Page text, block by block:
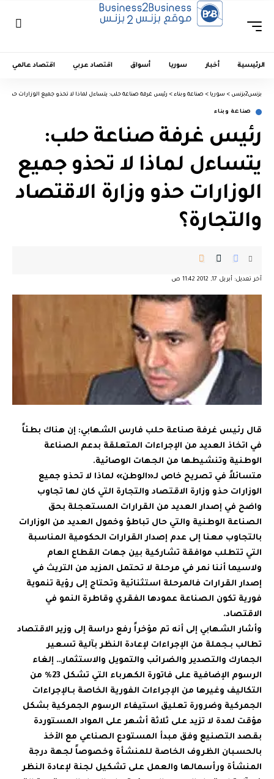
الرئيسية أخبار سوريا أسواق اقتصاد عربي اقتصاد عالمي
بزنس2بزنس > سوريا > صناعة وبناء > رئيس غرفة صناعة حلب: يتساءل لماذا لا تحذو جميع الوزارات حذو
صناعة وبناء
رئيس غرفة صناعة حلب:
يتساءل لماذا لا تحذو جميع
الوزارات حذو وزارة الاقتصاد
والتجارة؟
آخر تعديل: أبريل 17, 2012 11:42 ص
قال رئيس غرفة صناعة حلب فارس الشهابي: إن هناك بطئاً
في اتخاذ العديد من الإجراءات المتعلقة بدعم الصناعة
الوطنية وتنشيطها من الجهات الوصائية.
متسائلاً في تصريح خاص لـ«الوطن» لماذا لا تحذو جميع
الوزارات حذو وزارة الاقتصاد والتجارة التي كان لها تجاوب
واضح في إصدار العديد من القرارات المستعجلة بحق
الصناعة الوطنية والتي حال تباطؤ وخمول العديد من الوزارات
بالتجاوب معنا إلى عدم إصدار القرارات الحكومية المناسبة
التي تتطلب موافقة تشاركية بين جهات القطاع العام
ولاسيما أننا نمر في مرحلة لا تحتمل المزيد من التريث في
إصدار القرارات فالمرحلة استثنائية وتحتاج إلى رؤية تنموية
فورية تكون الصناعة عمودها الفقري وقاطرة النمو في
الاقتصاد.
وأشار الشهابي إلى أنه تم مؤخراً رفع دراسة إلى وزير الاقتصاد
تطالب بـجملة من الإجراءات لإعادة النظر بآلية تسعير
الجمارك والتصدير والضرائب والتمويل والاستثمار… إلغاء
الرسوم الإضافية على فاتورة الكهرباء التي تشكل 23% من
التكاليف وغيرها من الإجراءات الفورية الخاصة بـالإجراءات
الجمركية وضرورة تعليق استيفاء الرسوم الجمركية بشكل
مؤقت لمدة لا تزيد على ثلاثة أشهر على المواد المستوردة
بقصد التصنيع وفق مبدأ المستودع الصناعي مع الأخذ
بالحسبان الظروف الخاصة للمنشأة وخصوصاً لجهة درجة
المنشأة ورأسمالها والعمل على تشكيل لجنة لإعادة النظر